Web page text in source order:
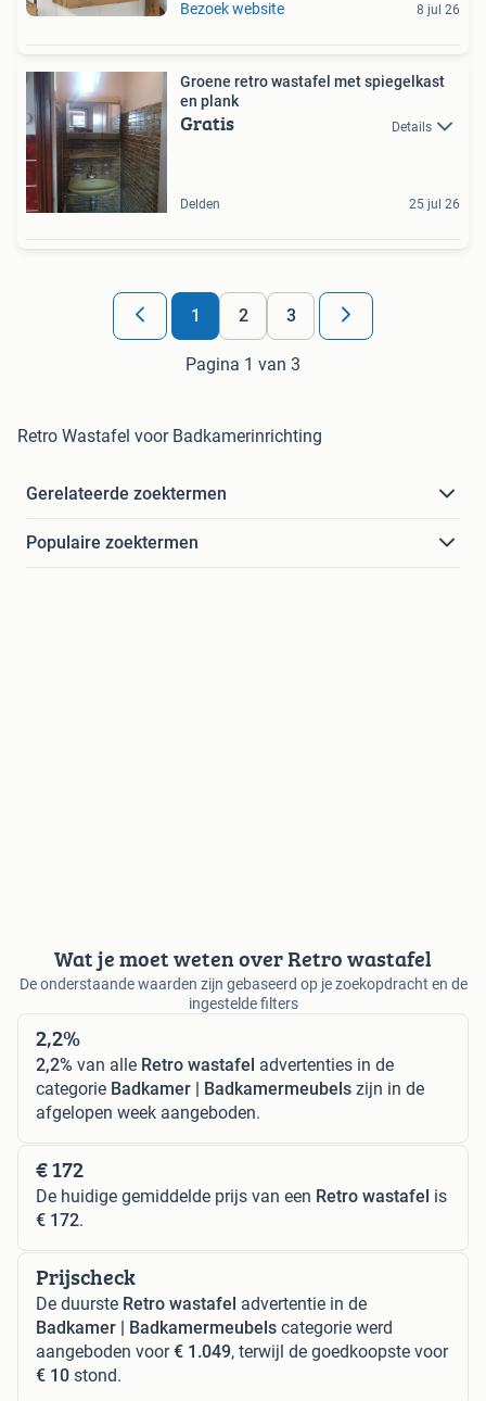
Bezoek website 8 jul 26
Groene retro wastafel met spiegelkast
en plank
Gratis Details
Delden 25 jul 26
1 2 3
Pagina 1 van 3
Retro Wastafel voor Badkamerinrichting
Gerelateerde zoektermen
Populaire zoektermen
Wat je moet weten over Retro wastafel
De onderstaande waarden zijn gebaseerd op je zoekopdracht en de
ingestelde filters
2,2%
2,2% van alle Retro wastafel advertenties in de
categorie Badkamer | Badkamermeubels zijn in de
afgelopen week aangeboden.
€ 172
De huidige gemiddelde prijs van een Retro wastafel is
€ 172.
Prijscheck
De duurste Retro wastafel advertentie in de
Badkamer | Badkamermeubels categorie werd
aangeboden voor€ 1.049, terwijl de goedkoopste voor
€ 10 stond.